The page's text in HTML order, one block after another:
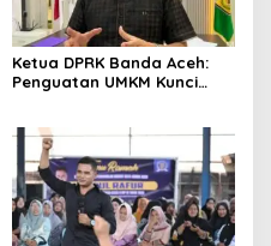
Ketua DPRK Banda Aceh:
Penguatan UMKM Kunci